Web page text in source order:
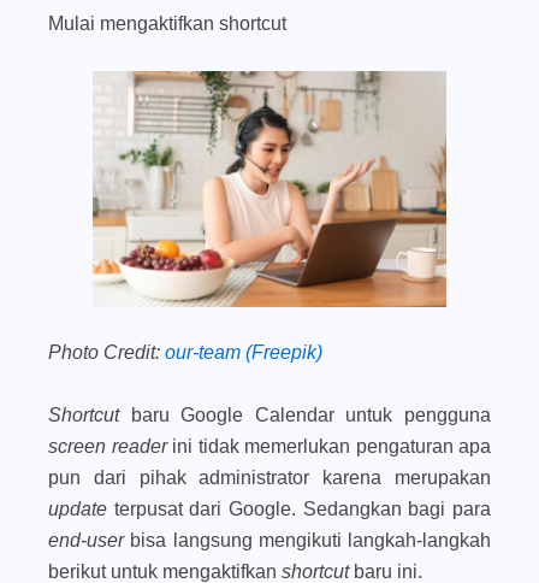
Mulai mengaktifkan shortcut
Photo Credit: our-team (Freepik)
Shortcut
baru Google Calendar untuk pengguna
screen reader ini tidak memerlukan pengaturan apa
pun dari pihak administrator karena merupakan
update terpusat dari Google. Sedangkan bagi para
end-user bisa langsung mengikuti langkah-langkah
berikut untuk mengaktifkan shortcut baru ini.